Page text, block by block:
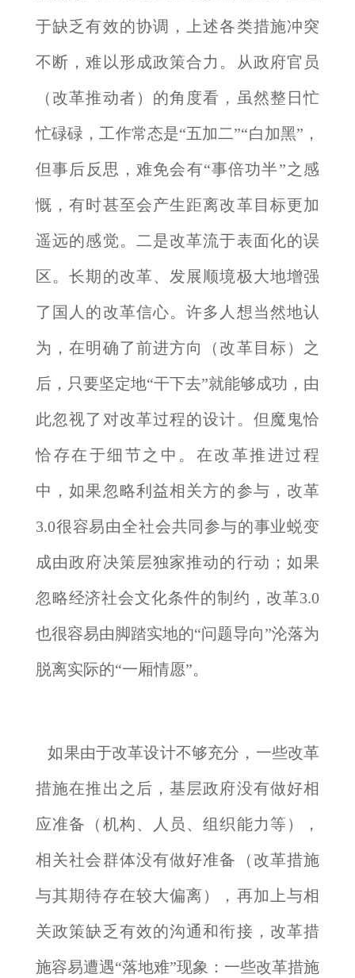
于缺乏有效的协调，上述各类措施冲突
不断，难以形成政策合力。从政府官员
（改革推动者）的角度看，虽然整日忙
忙碌碌，工作常态是“五加二”“白加黑”，
但事后反思，难免会有“事倍功半”之感
慨，有时甚至会产生距离改革目标更加
遥远的感觉。二是改革流于表面化的误
区。长期的改革、发展顺境极大地增强
了国人的改革信心。许多人想当然地认
为，在明确了前进方向（改革目标）之
后，只要坚定地“干下去”就能够成功，由
此忽视了对改革过程的设计。但魔鬼恰
恰存在于细节之中。在改革推进过程
中，如果忽略利益相关方的参与，改革
3.0很容易由全社会共同参与的事业蜕变
成由政府决策层独家推动的行动；如果
忽略经济社会文化条件的制约，改革3.0
也很容易由脚踏实地的“问题导向”沦落为
脱离实际的“一厢情愿”。
如果由于改革设计不够充分，一些改革
措施在推出之后，基层政府没有做好相
应准备（机构、人员、组织能力等），
相关社会群体没有做好准备（改革措施
与其期待存在较大偏离），再加上与相
关政策缺乏有效的沟通和衔接，改革措
施容易遭遇“落地难”现象：一些改革措施